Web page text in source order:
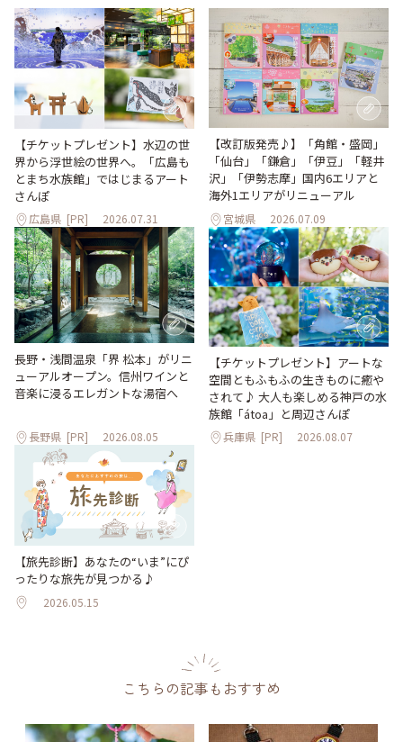
【チケットプレゼント】水辺の世
界から浮世絵の世界へ。「広島も
とまち水族館」ではじまるアート
さんぽ
広島県 [PR] 2026.07.31
【改訂版発売♪】「角館・盛岡」
「仙台」「鎌倉」「伊豆」「軽井
沢」「伊勢志摩」国内6エリアと
海外1エリアがリニューアル
宮城県 2026.07.09
長野・浅間温泉「界 松本」がリニ
ューアルオープン。信州ワインと
音楽に浸るエレガントな湯宿へ
長野県 [PR] 2026.08.05
【チケットプレゼント】アートな
空間ともふもふの生きものに癒や
されて♪ 大人も楽しめる神戸の水
族館「átoa」と周辺さんぽ
兵庫県 [PR] 2026.08.07
【旅先診断】あなたの“いま”にぴ
ったりな旅先が見つかる♪
2026.05.15
こちらの記事もおすすめ